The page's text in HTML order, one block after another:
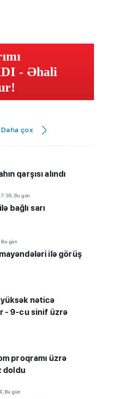
- Əhali
Daha çox
qarşısı alındı
Bu gün
bağlı sarı
Bu gün
ilə görüş
yüksək nəticə
- 9-cu sinif üzrə
proqramı üzrə
doldu
Bu gün